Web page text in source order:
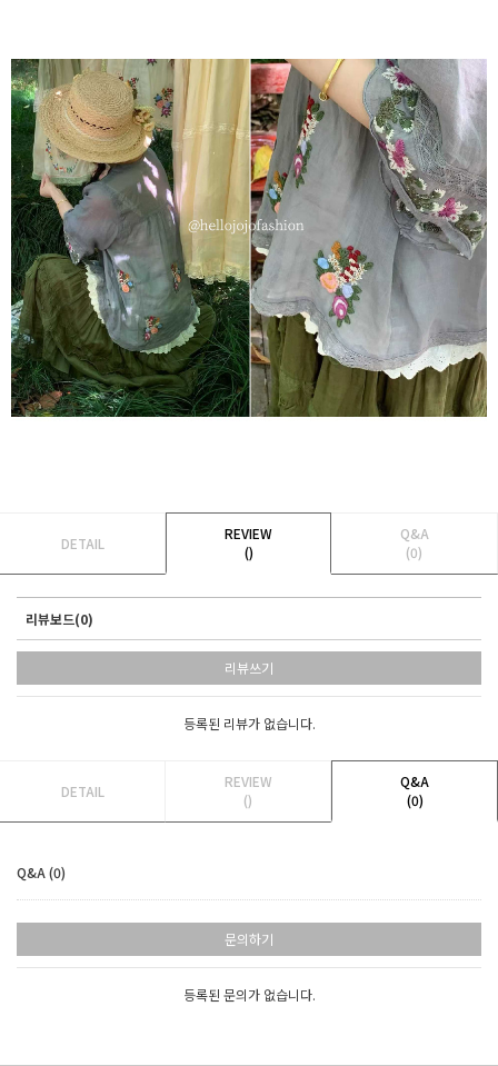
DETAIL
REVIEW
()
Q&A
(0)
리뷰보드(0)
리뷰쓰기
등록된 리뷰가 없습니다.
DETAIL
REVIEW
()
Q&A
(0)
Q&A (0)
문의하기
등록된 문의가 없습니다.